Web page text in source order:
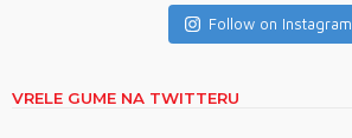
Follow on Instagram
VRELE GUME NA TWITTERU